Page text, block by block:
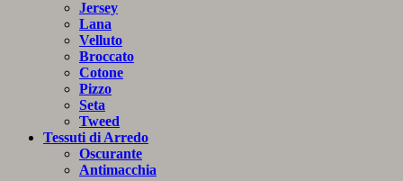
Jersey
Lana
Velluto
Broccato
Cotone
Pizzo
Seta
Tweed
Tessuti di Arredo
Oscurante
Antimacchia